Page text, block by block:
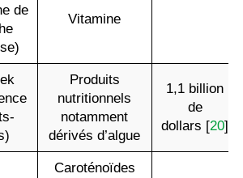
de
Vitamine
Produits
nutritionnels
notamment
dérivés d’algue
1,1 billion
de
dollars [20]
Caroténoïdes